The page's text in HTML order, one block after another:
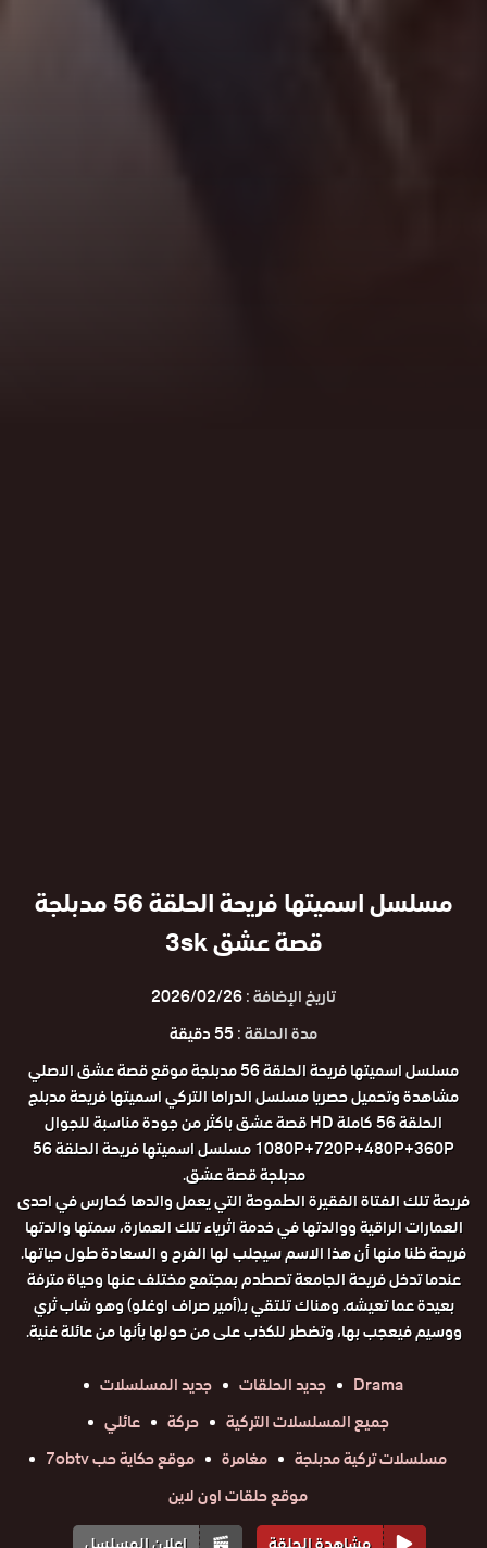
مسلسل اسميتها فريحة الحلقة 56 مدبلجة
قصة عشق 3sk
تاريخ الإضافة :2026/02/26
مدة الحلقة :55 دقيقة
مسلسل اسميتها فريحة الحلقة 56 مدبلجة موقع قصة عشق الاصلي
مشاهدة وتحميل حصريا مسلسل الدراما التركي اسميتها فريحة مدبلج
الحلقة 56 كاملة HD قصة عشق باكثر من جودة مناسبة للجوال
1080P+720P+480P+360P مسلسل اسميتها فريحة الحلقة 56
مدبلجة قصة عشق.
فريحة تلك الفتاة الفقيرة الطموحة التي يعمل والدها كحارس في احدى
العمارات الراقية ووالدتها في خدمة اثرياء تلك العمارة، سمتها والدتها
فريحة ظنا منها أن هذا الاسم سيجلب لها الفرح و السعادة طول حياتها.
عندما تدخل فريحة الجامعة تصطدم بمجتمع مختلف عنها وحياة مترفة
بعيدة عما تعيشه. وهناك تلتقي بـ(أمير صراف اوغلو) وهو شاب ثري
ووسيم فيعجب بها، وتضطر للكذب على من حولها بأنها من عائلة غنية.
Drama
جديد الحلقات
جديد المسلسلات
جميع المسلسلات التركية
حركة
عائلي
مسلسلات تركية مدبلجة
مغامرة
موقع حكاية حب 7obtv
موقع حلقات اون لاين